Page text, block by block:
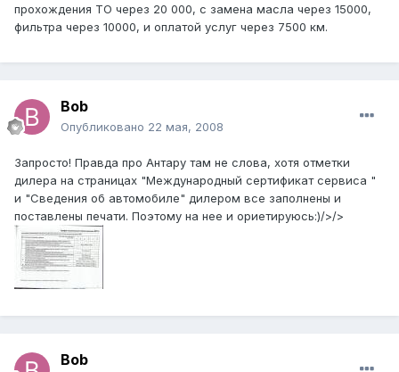
прохождения ТО через 20 000, с замена масла через 15000,
фильтра через 10000, и оплатой услуг через 7500 км.
Bob
Опубликовано 22 мая, 2008
Запросто! Правда про Антару там не слова, хотя отметки
дилера на страницах "Международный сертификат сервиса "
и "Сведения об автомобиле" дилером все заполнены и
поставлены печати. Поэтому на нее и ориетируюсь:)/>/>
Bob